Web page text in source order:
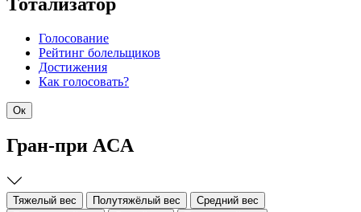
Голосование
Рейтинг болельщиков
Достижения
Как голосовать?
Ок
Гран-при ACA
Тяжелый вес Полутяжёлый вес
Средний вес